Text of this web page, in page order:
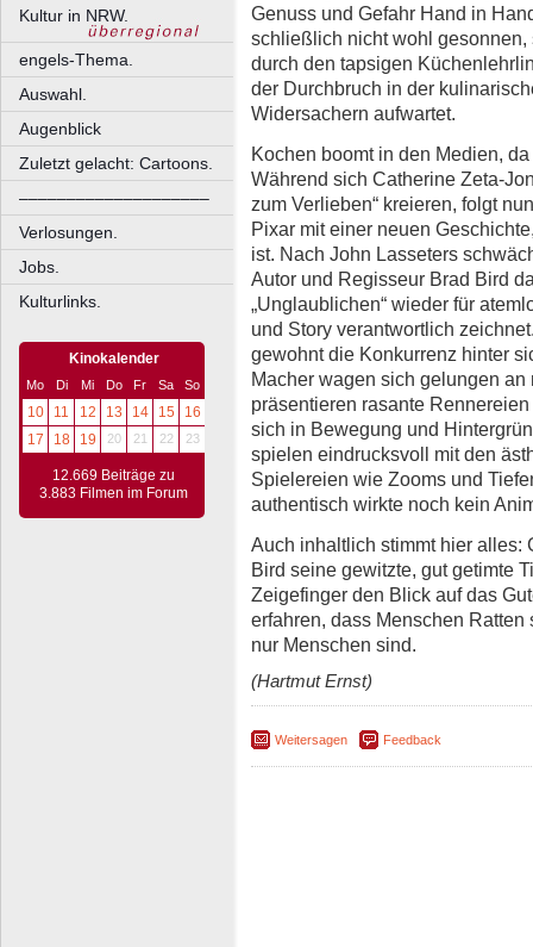
Kultur in NRW.
engels-Thema.
Auswahl.
Augenblick
Zuletzt gelacht: Cartoons.
––––––––––––––––––––
Verlosungen.
Jobs.
Kulturlinks.
Kinokalender
Mo Di Mi Do Fr Sa So
10 11 12 13 14 15
16
17
18 19 20 21 22 23
12.669 Beiträge zu
3.883 Filmen im Forum
Genuss und Gefahr Hand in
schließlich nicht wohl
durch den tapsigen
der Durchbruch in der
Widersachern aufwartet.
Kochen boomt in den Medien,
Während sich Catherine Zeta-
zum Verlieben“ kreieren, folgt
Pixar mit einer neuen
ist. Nach John Lasseters
Autor und Regisseur Brad Bird
„Unglaublichen“ wieder für
und Story verantwortlich
gewohnt die Konkurrenz hinter
Macher wagen sich gelungen
präsentieren rasante
sich in Bewegung und
spielen eindrucksvoll mit den
Spielereien wie Zooms und
authentisch wirkte noch kein
Auch inhaltlich stimmt hier alles:
Bird seine gewitzte, gut getimte
Zeigefinger den Blick auf das
erfahren, dass Menschen
nur Menschen sind.
(Hartmut Ernst)
Weitersagen Feedback